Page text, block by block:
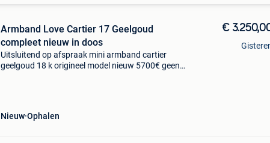
Armband Love Cartier 17 Geelgoud
compleet nieuw in doos
Uitsluitend op afspraak mini armband cartier
geelgoud 18 k origineel model nieuw 5700€ geen
Nieuw Ophalen
€